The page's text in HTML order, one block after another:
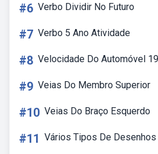
#6 Verbo Dividir No Futuro
#7 Verbo 5 Ano Atividade
#8 Velocidade Do Automóvel
#9 Veias Do Membro Superior
#10 Veias Do Braço Esquerdo
#11 Vários Tipos De Desenhos